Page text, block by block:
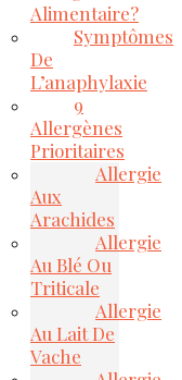
Alimentaire?
Symptômes
De
L’anaphylaxie
9
Allergènes
Prioritaires
Allergie
Aux
Arachides
Allergie
Au Blé Ou
Triticale
Allergie
Au Lait De
Vache